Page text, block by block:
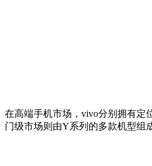
在高端手机市场，vivo分别拥有定
门级市场则由Y系列的多款机型组